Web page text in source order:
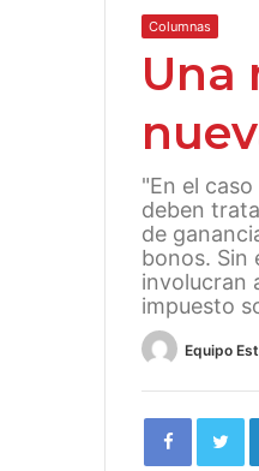
Columnas
Una
"En el
deben
de
bonos. Sin
involucran
impuesto
Equipo